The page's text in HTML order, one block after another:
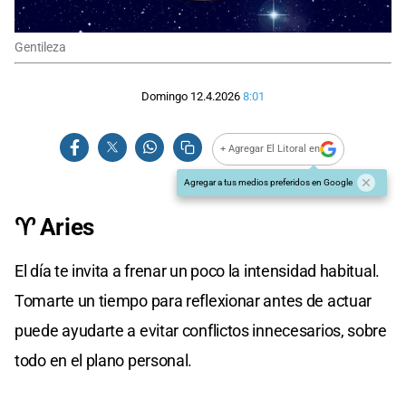
Gentileza
Domingo 12.4.2026 8:01
+ Agregar El Litoral en
Agregar a tus medios preferidos en Google
♈ Aries
El día te invita a frenar un poco la intensidad habitual.
Tomarte un tiempo para reflexionar antes de actuar
puede ayudarte a evitar conflictos innecesarios, sobre
todo en el plano personal.